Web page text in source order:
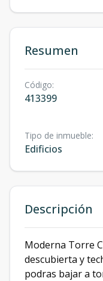
Resumen
Código:
413399
Tipo de inmueble:
Edificios
Descripción
Moderna Torre
descubierta y
podras bajar a